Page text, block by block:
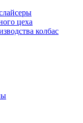
цеха
колбас